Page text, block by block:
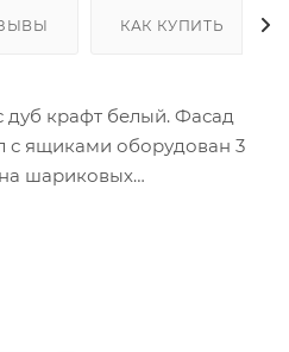
КАК КУПИТЬ
крафт белый. Фасад
ящиками оборудован 3
шариковых